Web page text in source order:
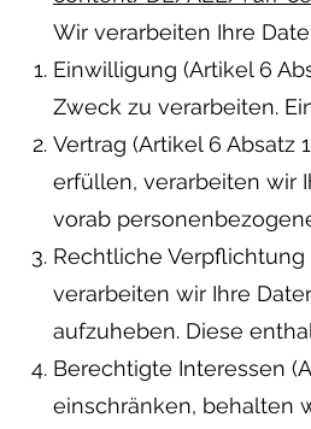
Wir verarbeiten Ihre
Einwilligung (Artikel 6
Zweck zu verarbeiten.
Vertrag (Artikel 6 Absatz
erfüllen, verarbeiten wir
vorab
Rechtliche Verpflichtung
verarbeiten wir Ihre
aufzuheben. Diese
Berechtigte Interessen
einschränken, behalten